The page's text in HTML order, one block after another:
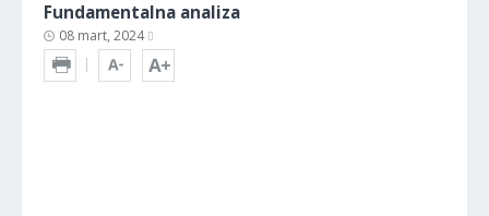
Fundamentalna analiza
08 mart, 2024